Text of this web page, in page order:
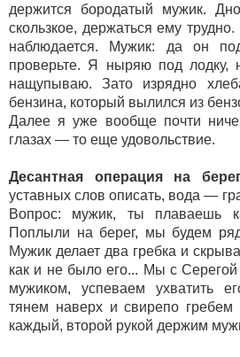
держится бородатый мужик.
скользкое, держаться ему
наблюдается. Мужик: да он
проверьте. Я ныряю под лодку,
нащупываю. Зато изрядно
бензина, который вылился из
Далее я уже вообще почти
глазах — то еще удовольствие.
Десантная операция на
уставных слов описать, вода —
Вопрос: мужик, ты плаваешь
Поплыли на берег, мы будем
Мужик делает два гребка и
как и не было его... Мы с
мужиком, успеваем ухватить
тянем наверх и свирепо гребем
каждый, второй рукой держим